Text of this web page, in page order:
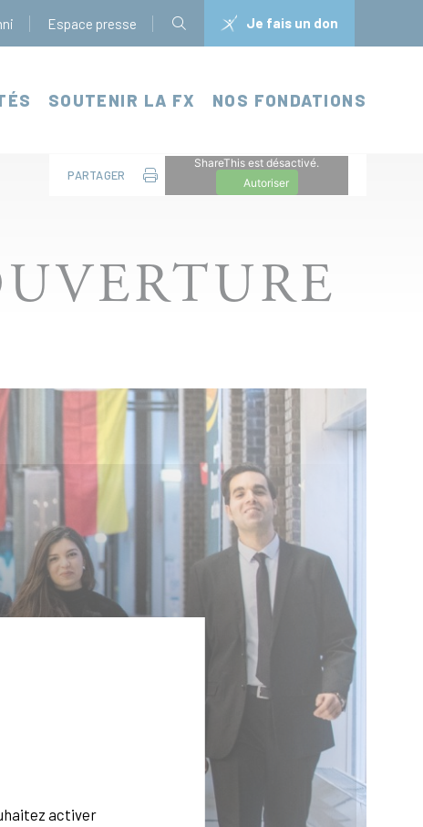
Espace presse Je fais un don
SOUTENIR LA FX NOS FONDATIONS
PARTAGER
ShareThis est désactivé.
Autoriser
activer